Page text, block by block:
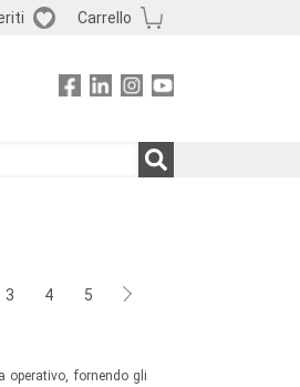
Carrello
3 4 5
operativo, fornendo gli